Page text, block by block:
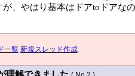
が、やはり基本はドアtoドアな
一覧 新規スレッド作成